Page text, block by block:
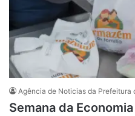
Agência de Noticias da Prefeitura
Semana da